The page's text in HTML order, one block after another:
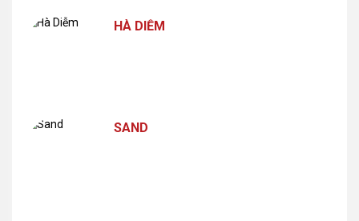
HÀ DIỄM
SAND